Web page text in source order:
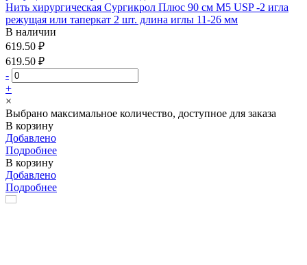
Нить хирургическая Сургикрол Плюс 90 см М5 USP -2 игла
режущая или таперкат 2 шт. длина иглы 11-26 мм
В наличии
619.50 ₽
619.50 ₽
-
+
×
Выбрано максимальное количество, доступное для заказа
В корзину
Добавлено
Подробнее
В корзину
Добавлено
Подробнее